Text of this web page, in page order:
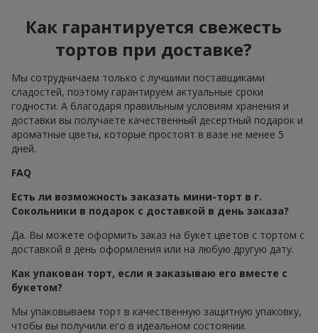
Как гарантируется свежесть
тортов при доставке?
Мы сотрудничаем только с лучшими поставщиками
сладостей, поэтому гарантируем актуальные сроки
годности. А благодаря правильным условиям хранения и
доставки вы получаете качественный десертный подарок и
ароматные цветы, которые простоят в вазе не менее 5
дней.
FAQ
Есть ли возможность заказать мини-торт в г.
Сокольники в подарок с доставкой в день заказа?
Да. Вы можете оформить заказ на букет цветов с тортом с
доставкой в день оформления или на любую другую дату.
Как упакован торт, если я заказываю его вместе с
букетом?
Мы упаковываем торт в качественную защитную упаковку,
чтобы вы получили его в идеальном состоянии.